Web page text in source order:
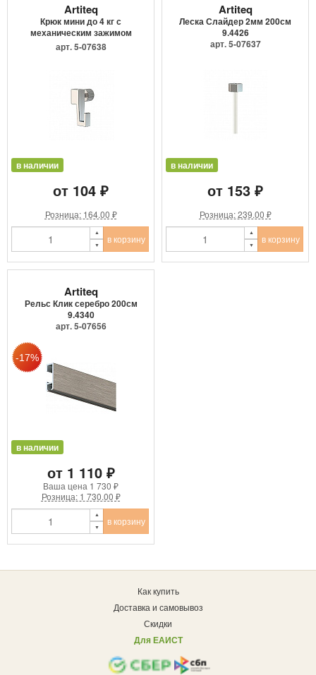
Artiteq
Крюк мини до 4 кг с
механическим зажимом
9.4205
арт. 5-07638
в наличии
от 104 ₽
Розница: 164.00 ₽
в корзину
Artiteq
Леска Слайдер 2мм 200см
9.4426
арт. 5-07637
в наличии
от 153 ₽
Розница: 239.00 ₽
в корзину
Artiteq
Рельс Клик серебро 200см
9.4340
арт. 5-07656
в наличии
от 1 110 ₽
Ваша цена 1 730 ₽
Розница: 1 730.00 ₽
в корзину
Как купить
Доставка и самовывоз
Скидки
Для ЕАИСТ